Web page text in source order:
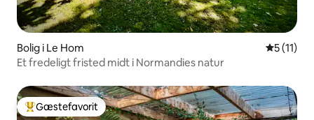
Bolig i Le Hom 5 ud af 5
5 (11)
Et fredeligt fristed midt i Normandies natur
Bedste gæstefavorit
Gæstefavorit